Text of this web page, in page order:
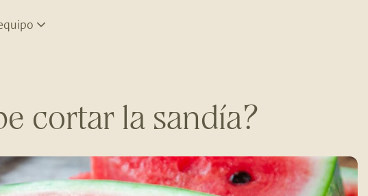
cortar la sandía?